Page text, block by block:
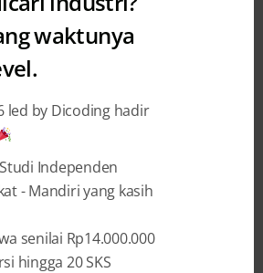
kepedulian terhadap jumlah
Jalak Bali yang semakin
Gates Studio
dengan judul
Jalak”. Miracle Gates Studio
Ferry, Ghany, Ilham, dan
salah satu hasil binaan
STMIK Primakara Bali yang
waktunya
led by Dicoding hadir
Independen
- Mandiri yang kasih
senilai Rp14.000.000
hingga 20 SKS